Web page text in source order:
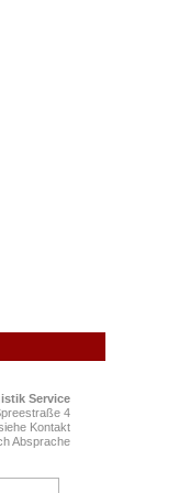
Service
4
Kontakt
Absprache